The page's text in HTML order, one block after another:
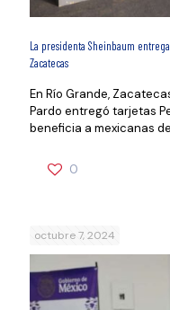
La presidenta Sheinbaum
Zacatecas
En Río Grande,
Pardo entregó tarjetas
beneficia a mexicanas
0
octubre 7, 2024